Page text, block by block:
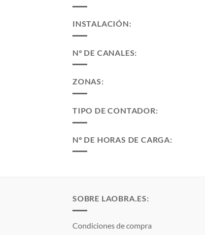
INSTALACIÓN:
Nº DE CANALES:
ZONAS:
TIPO DE CONTADOR:
Nº DE HORAS DE CARGA:
SOBRE LAOBRA.ES:
Condiciones de compra